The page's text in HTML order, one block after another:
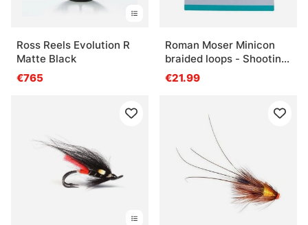
Ross Reels Evolution R
Matte Black
€765
Roman Moser Minicon
braided loops - Shooting
Head
€21.99